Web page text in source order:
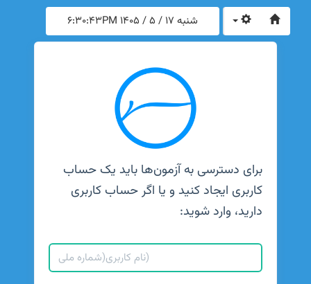
شنبه 17 / 5 / 1405 6:30:43PM
برای دسترسی به آزمون‌ها باید یک حساب
کاربری ایجاد کنید و یا اگر حساب کاربری
دارید، وارد شوید: